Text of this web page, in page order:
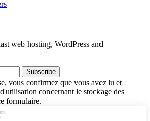
web hosting, WordPress and
Subscribe
vous confirmez que vous avez lu et
concernant le stockage des
formulaire.